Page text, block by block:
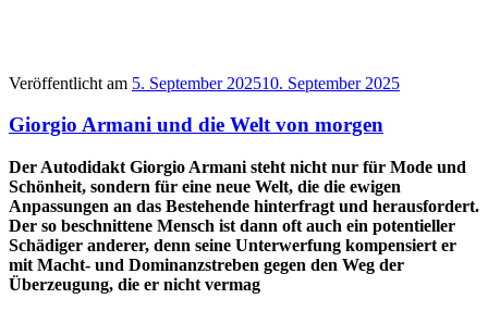
Veröffentlicht am 5. September 202510. September 2025
Giorgio Armani und die Welt von morgen
Der Autodidakt Giorgio Armani steht nicht nur für Mode und
Schönheit, sondern für eine neue Welt, die die ewigen
Anpassungen an das Bestehende hinterfragt und herausfordert.
Der so beschnittene Mensch ist dann oft auch ein potentieller
Schädiger anderer, denn seine Unterwerfung kompensiert er
mit Macht- und Dominanzstreben gegen den Weg der
Überzeugung, die er nicht vermag